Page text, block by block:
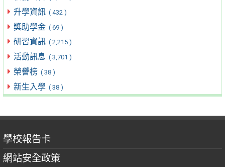
升學資訊 ( 432 )
獎助學金 ( 69 )
研習資訊 ( 2,215 )
活動訊息 ( 3,701 )
榮譽榜 ( 38 )
新生入學 ( 38 )
學校報告卡
網站安全政策